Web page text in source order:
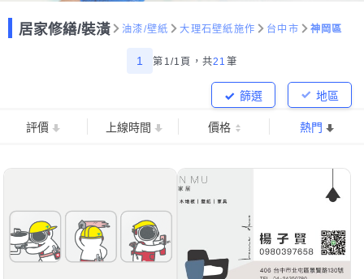
居家修繕/裝潢 油漆/壁紙 大理石壁紙施作 台中市 神岡區
1 第1/1頁， 共21 筆
地區
篩選
評價 上線時間 價格 熱門